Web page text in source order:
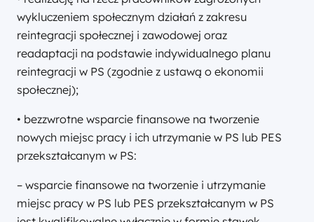
wykluczeniem społecznym działań z zakresu
reintegracji społecznej i zawodowej oraz
readaptacji na podstawie indywidualnego planu
reintegracji w PS (zgodnie z ustawą o ekonomii
społecznej);
• bezzwrotne wsparcie finansowe na tworzenie
nowych miejsc pracy i ich utrzymanie w PS lub PES
przekształcanym w PS:
– wsparcie finansowe na tworzenie i utrzymanie
miejsc pracy w PS lub PES przekształcanym w PS